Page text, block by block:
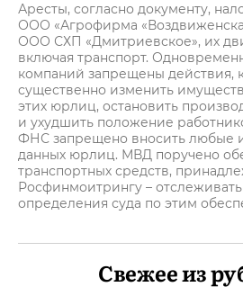
Аресты, согласно документу,
ООО «Агрофирма
ООО СХП «Дмитриевское», их
включая транспорт.
компаний запрещены действия,
существенно изменить
этих юрлиц, остановить
и ухудшить положение
ФНС запрещено вносить любые
данных юрлиц. МВД поручено
транспортных средств,
Росфинмоитрингу –
определения суда по этим
Свежее из